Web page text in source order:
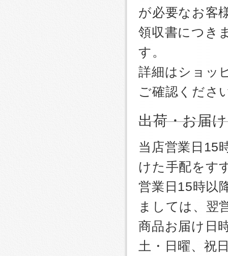
が必要なお客
領収書につき
す。
詳細はショッ
ご確認くださ
出荷・お届
当店営業日15
けた手配をす
営業日15時以
ましては、翌
商品お届け日
土・日曜、祝